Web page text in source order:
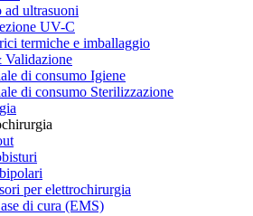
ad ultrasuoni
UV-C
termiche e imballaggio
Validazione
di consumo Igiene
di consumo Sterilizzazione
per elettrochirurgia
di cura (EMS)